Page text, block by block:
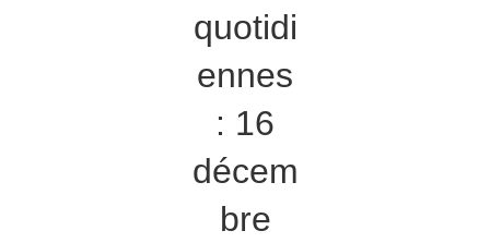
quotidi
ennes
: 16
décem
bre